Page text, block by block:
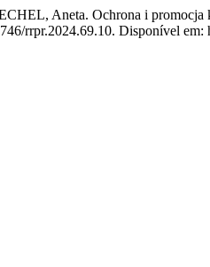
Aneta. Ochrona i promocja
rrpr.2024.69.10. Disponível